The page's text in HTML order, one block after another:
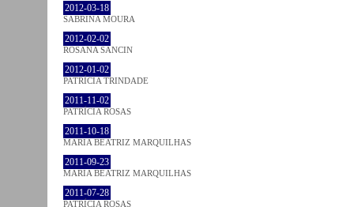
2012-03-18
SABRINA MOURA
2012-02-02
ROSANA SANCIN
2012-01-02
PATRÍCIA TRINDADE
2011-11-02
PATRÍCIA ROSAS
2011-10-18
MARIA BEATRIZ MARQUILHAS
2011-09-23
MARIA BEATRIZ MARQUILHAS
2011-07-28
PATRÍCIA ROSAS